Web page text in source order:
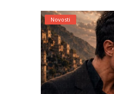
Novosti